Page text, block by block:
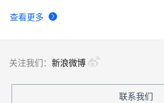
查看更多
关注我们： 新浪微博
联系我们